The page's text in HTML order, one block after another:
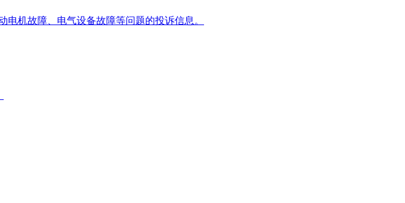
机故障、电气设备故障等问题的投诉信息。